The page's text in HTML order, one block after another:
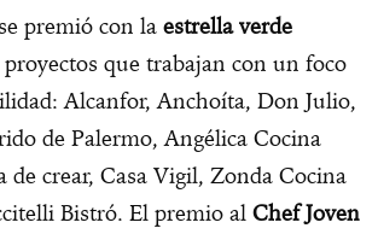
premió con la estrella verde
proyectos que trabajan con un foco
Alcanfor, Anchoíta, Don Julio,
de Palermo, Angélica Cocina
de crear, Casa Vigil, Zonda Cocina
Bistró. El premio al Chef Joven